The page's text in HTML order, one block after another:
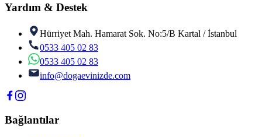
Yardım & Destek
Hürriyet Mah. Hamarat Sok. No:5/B Kartal / İstanbul
0533 405 02 83
0533 405 02 83
info@dogaevinizde.com
Bağlantılar